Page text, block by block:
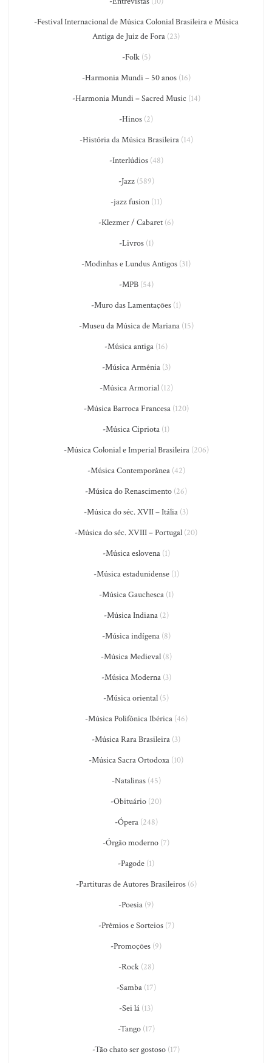
-Festival Internacional de Música Colonial Brasileira e Música
Antiga de Juiz de Fora (23)
-Folk(5)
-Harmonia Mundi – 50 anos(16)
-Harmonia Mundi – Sacred Music (14)
-Hinos (2)
-História da Música Brasileira(14)
-Interlúdios(48)
-Jazz(589)
-jazz fusion(11)
-Klezmer / Cabaret (6)
-Livros(1)
-Modinhas e Lundus Antigos (31)
-MPB(54)
-Muro das Lamentações (1)
-Museu da Música de Mariana(15)
-Música antiga (16)
-Música Armênia(3)
-Música Armorial(12)
-Música Barroca Francesa(120)
-Música Cipriota (1)
-Música Colonial e Imperial Brasileira(206)
-Música Contemporânea(42)
-Música do Renascimento (26)
-Música do séc. XVII – Itália (3)
-Música do séc. XVIII – Portugal (20)
-Música eslovena(1)
-Música estadunidense(1)
-Música Gauchesca(1)
-Música Indiana(2)
-Música indígena(8)
-Música Medieval(8)
-Música Moderna(3)
-Música oriental (5)
-Música Polifônica Ibérica(46)
-Música Rara Brasileira (3)
-Música Sacra Ortodoxa (10)
-Natalinas(45)
-Obituário (20)
-Ópera(248)
-Órgão moderno (7)
-Pagode (1)
-Partituras de Autores Brasileiros(6)
-Poesia (9)
-Prêmios e Sorteios(7)
-Promoções (9)
-Rock(28)
-Samba(17)
-Sei lá (13)
-Tango(17)
-Tão chato ser gostoso (17)